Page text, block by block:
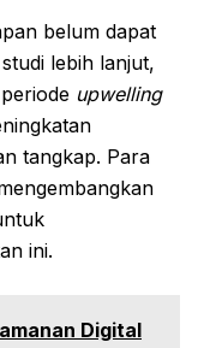
belum dapat
lebih lanjut,
upwelling
tangkap. Para
ini.
Digital